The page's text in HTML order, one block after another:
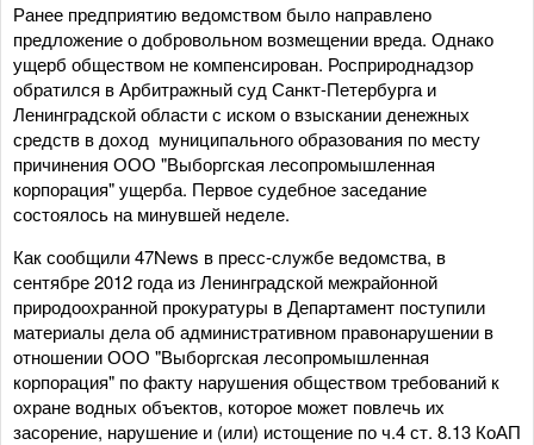
Ранее предприятию ведомством было направлено
предложение о добровольном возмещении вреда. Однако
ущерб обществом не компенсирован. Росприроднадзор
обратился в Арбитражный суд Санкт-Петербурга и
Ленинградской области с иском о взыскании денежных
средств в доход муниципального образования по месту
причинения ООО "Выборгская лесопромышленная
корпорация" ущерба. Первое судебное заседание
состоялось на минувшей неделе.
Как сообщили 47News в пресс-службе ведомства, в
сентябре 2012 года из Ленинградской межрайонной
природоохранной прокуратуры в Департамент поступили
материалы дела об административном правонарушении в
отношении ООО "Выборгская лесопромышленная
корпорация" по факту нарушения обществом требований к
охране водных объектов, которое может повлечь их
засорение, нарушение и (или) истощение по ч.4 ст. 8.13 КоАП